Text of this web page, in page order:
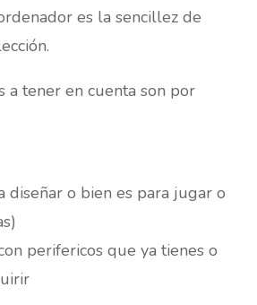
es la sencillez de
a tener en cuenta son por
diseñar o bien es para jugar o
perifericos que ya tienes o